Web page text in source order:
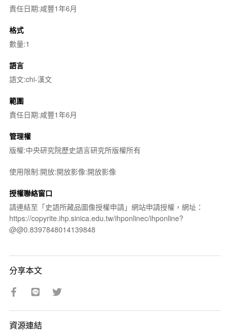
責任日期:咸豐1年6月
格式
數量:1
語言
語文:chi-漢文
範圍
責任日期:咸豐1年6月
管理權
版權:中央研究院歷史語言研究所版權所有
使用限制:開放:開放影像:開放影像
授權聯絡窗口
請連結至「史語所藏品圖像授權申請」網站申請授權，網址：
https://copyrite.ihp.sinica.edu.tw/ihponlinec/ihponline?
@@0.8397848014139848
分享本文
資源連結